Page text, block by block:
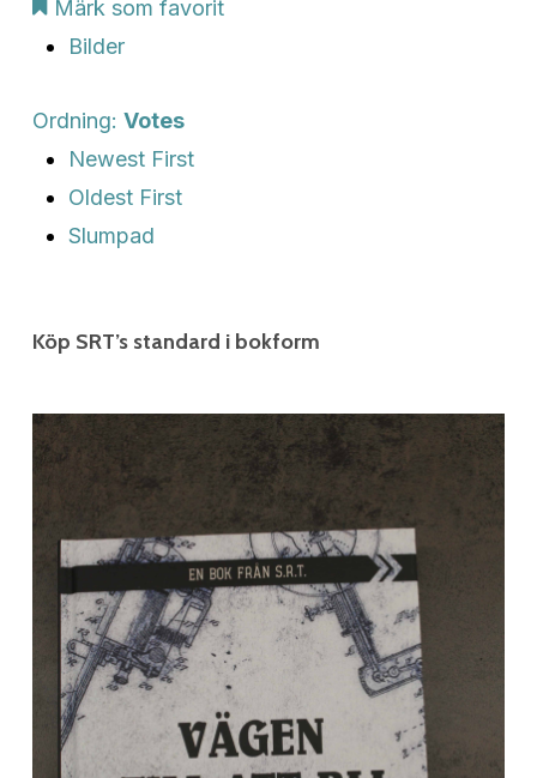
Märk som favorit
Bilder
Ordning: Votes
Newest First
Oldest First
Slumpad
Köp SRT’s standard i bokform